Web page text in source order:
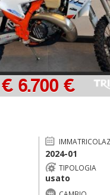
€ 6.700 €
2024-01
TIPOLOGIA
usato